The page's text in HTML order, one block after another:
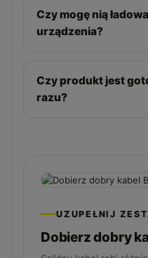
Czy mogę nią
urządzenia?
Czy produkt jest
razu?
UZUPEŁNIJ
Dobierz dobry